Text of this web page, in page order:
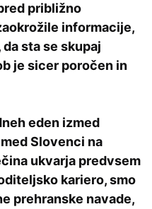
približno
informacije,
sta se skupaj
je sicer poročen in
eden izmed
Slovenci na
ukvarja predvsem
kariero, smo
prehranske navade,